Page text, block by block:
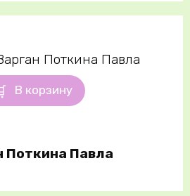
В корзину
Поткина Павла